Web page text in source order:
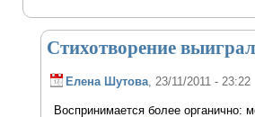
Стихотворение
Елена Шутова , 23/11/2011 - 23:22
Воспринимается более органично: